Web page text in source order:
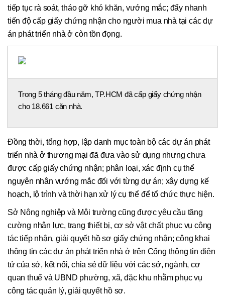
tiếp tục rà soát, tháo gỡ khó khăn, vướng mắc; đẩy nhanh
tiến độ cấp giấy chứng nhận cho người mua nhà tại các dự
án phát triển nhà ở còn tồn đọng.
Trong 5 tháng đầu năm, TP.HCM đã cấp giấy chứng nhận
cho 18.661 căn nhà.
Đồng thời, tổng hợp, lập danh mục toàn bộ các dự án phát
triển nhà ở thương mại đã đưa vào sử dụng nhưng chưa
được cấp giấy chứng nhận; phân loại, xác định cụ thể
nguyên nhân vướng mắc đối với từng dự án; xây dựng kế
hoạch, lộ trình và thời hạn xử lý cụ thể để tổ chức thực hiện.
Sở Nông nghiệp và Môi trường cũng được yêu cầu tăng
cường nhân lực, trang thiết bị, cơ sở vật chất phục vụ công
tác tiếp nhận, giải quyết hồ sơ giấy chứng nhận; công khai
thông tin các dự án phát triển nhà ở trên Cổng thông tin điện
tử của sở, kết nối, chia sẻ dữ liệu với các sở, ngành, cơ
quan thuế và UBND phường, xã, đặc khu nhằm phục vụ
công tác quản lý, giải quyết hồ sơ.